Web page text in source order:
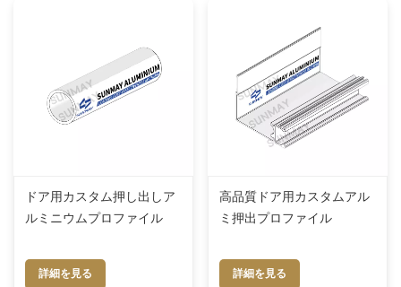
ドア用カスタム押し出しア
ルミニウムプロファイル
詳細を見る
高品質ドア用カスタムアル
ミ押出プロファイル
詳細を見る